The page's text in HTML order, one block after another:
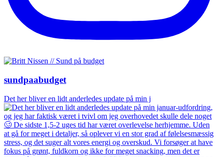
sundpaabudget
Det her bliver en lidt anderledes update på min j